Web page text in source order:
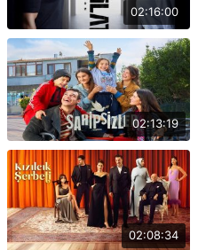
02:16:00
02:13:19
02:08:34